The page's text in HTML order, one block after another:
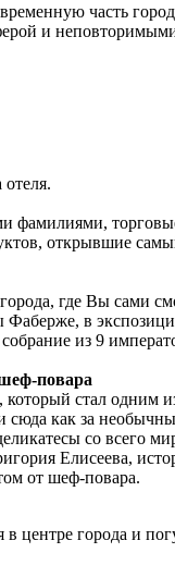
часть
и
открывшие
где Вы сами
Фаберже, в
из 9
повара
стал одним
как за
со всего
Елисеева,
от шеф-повара.
центре города и